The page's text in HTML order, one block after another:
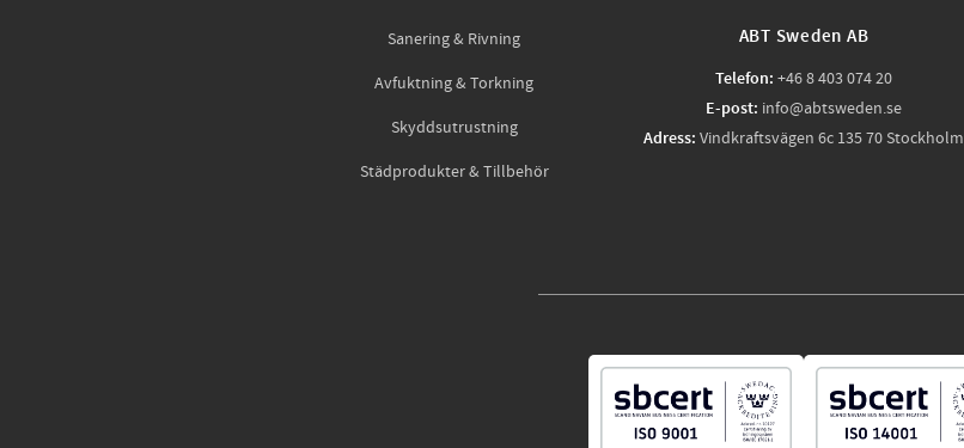
Sanering & Rivning
Avfuktning & Torkning
Skyddsutrustning
Städprodukter & Tillbehör
ABT Sweden AB
Telefon: +46 8 403 074 20
E-post: info@abtsweden.se
Adress: Vindkraftsvägen 6c 135 70 Stockholm